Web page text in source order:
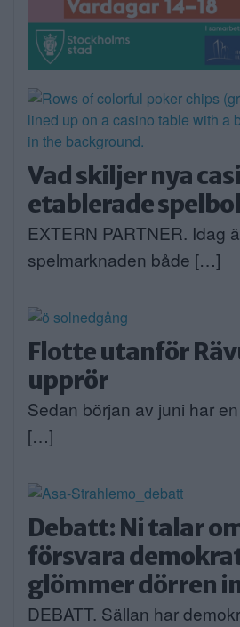
Vad skiljer nya
etablerade
EXTERN PARTNER. Idag
spelmarknaden både […]
Flotte utanför
upprör
Sedan början av juni har
[…]
Debatt: Ni talar
försvara
glömmer dörren
DEBATT. Sällan har